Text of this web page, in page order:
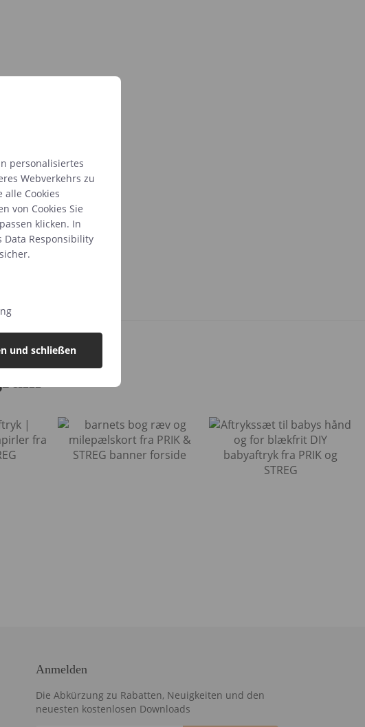
Anmelden
Die Abkürzung zu Rabatten, Neuigkeiten und den
neuesten kostenlosen Downloads
personalisiertes
Webverkehrs zu
Cookies
von Cookies Sie
klicken. In
Data Responsibility
und schließen